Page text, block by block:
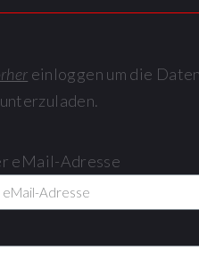
einloggen um die Daten
eMail-Adresse